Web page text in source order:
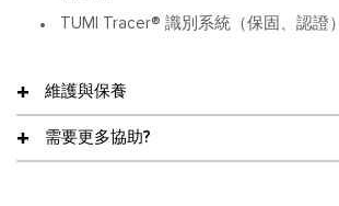
TUMI Tracer® 識別系統（保固、認證）
維護與保養
需要更多協助?